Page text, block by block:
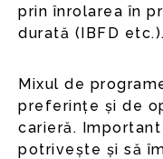
prin înrolarea în
durată (IBFD etc.).
Mixul de
preferințe și de
carieră.
potrivește și să